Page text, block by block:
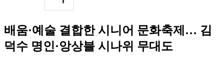
배움·예술 결합한 시니어 문화축제… 김
덕수 명인·앙상블 시나위 무대도